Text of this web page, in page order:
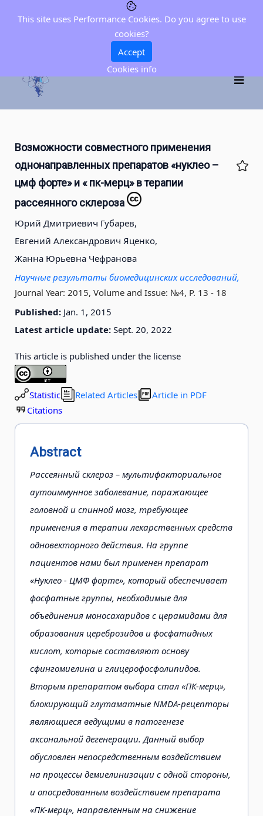
Возможности совместного применения
однонаправленных препаратов «нуклео –
цмф форте» и « пк-мерц» в терапии
рассеянного склероза
Юрий Дмитриевич Губарев,
Евгений Александрович Яценко,
Жанна Юрьевна Чефранова
Научные результаты биомедицинских исследований,
Journal Year: 2015, Volume and Issue: №4, P. 13 - 18
Published: Jan. 1, 2015
Latest article update: Sept. 20, 2022
This article is published under the license
Statistic Related Articles
Article in PDF
Citations
Abstract
Рассеянный склероз – мультифакториальное
аутоиммунное заболевание, поражающее
головной и спинной мозг, требующее
применения в терапии лекарственных средств
одновекторного действия. На группе
пациентов нами был применен препарат
«Нуклео - ЦМФ форте», который обеспечивает
фосфатные группы, необходимые для
объединения моносахаридов с церамидами для
образования цереброзидов и фосфатидных
кислот, которые составляют основу
сфингомиелина и глицерофосфолипидов.
Вторым препаратом выбора стал «ПК-мерц»,
блокирующий глутаматные NMDA-рецепторы
являющиеся ведущими в патогенезе
аксональной дегенерации. Данный выбор
обусловлен непосредственным воздействием
на процессы демиелинизации с одной стороны,
и опосредованным воздействием препарата
«ПК-мерц», направленным на снижение
This site uses Performance Cookies. Do you agree to use
cookies?
Accept
Cookies info